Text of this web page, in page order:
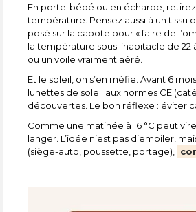
En porte-bébé ou en écharpe,
température. Pensez aussi à un
posé sur la capote pour « faire de
la température sous l’habitacle de
ou un voile vraiment aéré.
Et le soleil, on s’en méfie. Avant 6
lunettes de soleil aux normes CE
découvertes. Le bon réflexe : éviter
Comme une matinée à 16 °C peut
langer. L’idée n’est pas d’empiler,
(siège-auto, poussette, portage),